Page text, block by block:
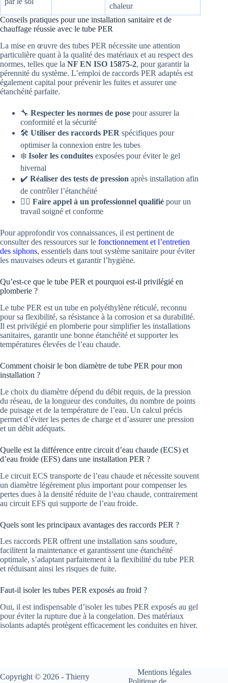
chaleur
Conseils pratiques pour une installation sanitaire et de
chauffage réussie avec le tube PER
La mise en œuvre des tubes PER nécessite une attention
particulière quant à la qualité des matériaux et au respect des
normes, telles que la NF EN ISO 15875-2, pour garantir la
pérennité du système. L’emploi de raccords PER adaptés est
également capital pour prévenir les fuites et assurer une
étanchéité parfaite.
🔧 Respecter les normes de pose pour assurer la
conformité et la sécurité
🛠 Utiliser des raccords PER spécifiques pour
optimiser la connexion entre les tubes
❄️ Isoler les conduites exposées pour éviter le gel
hivernal
✔️ Réaliser des tests de pression après installation afin
de contrôler l’étanchéité
👷‍♂️ Faire appel à un professionnel qualifié pour un
travail soigné et conforme
Pour approfondir vos connaissances, il est pertinent de
consulter des ressources sur le fonctionnement et l’entretien
des siphons, essentiels dans tout système sanitaire pour éviter
les mauvaises odeurs et garantir l’hygiène.
Qu’est-ce que le tube PER et pourquoi est-il privilégié en
plomberie ?
Le tube PER est un tube en polyéthylène réticulé, reconnu
pour sa flexibilité, sa résistance à la corrosion et sa durabilité.
Il est privilégié en plomberie pour simplifier les installations
sanitaires, garantir une bonne étanchéité et supporter les
températures élevées de l’eau chaude.
Comment choisir le bon diamètre de tube PER pour mon
installation ?
Le choix du diamètre dépend du débit requis, de la pression
du réseau, de la longueur des conduites, du nombre de points
de puisage et de la température de l’eau. Un calcul précis
permet d’éviter les pertes de charge et d’assurer une pression
et un débit adéquats.
Quelle est la différence entre circuit d’eau chaude (ECS) et
d’eau froide (EFS) dans une installation PER ?
Le circuit ECS transporte de l’eau chaude et nécessite souvent
un diamètre légèrement plus important pour compenser les
pertes dues à la densité réduite de l’eau chaude, contrairement
au circuit EFS qui supporte de l’eau froide.
Quels sont les principaux avantages des raccords PER ?
Les raccords PER offrent une installation sans soudure,
facilitent la maintenance et garantissent une étanchéité
optimale, s’adaptant parfaitement à la flexibilité du tube PER
et réduisant ainsi les risques de fuite.
Faut-il isoler les tubes PER exposés au froid ?
Oui, il est indispensable d’isoler les tubes PER exposés au gel
pour éviter la rupture due à la congelation. Des matériaux
isolants adaptés protègent efficacement les conduites en hiver.
Copyright © 2026 - Thierry
Mentions légales
Politique de